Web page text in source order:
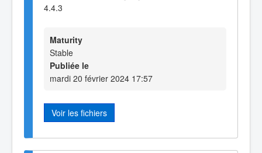
4.4.3
Maturity
Stable
Publiée le
mardi 20 février 2024 17:57
Voir les fichiers